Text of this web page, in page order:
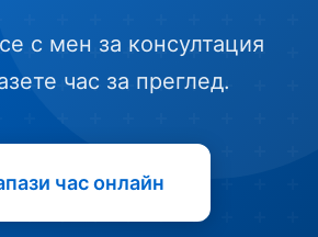
с мен за консултация
час за преглед.
час онлайн